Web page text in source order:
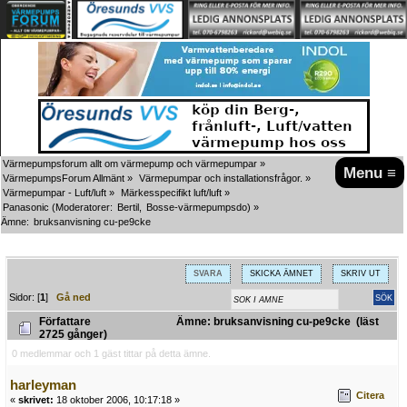
Menu ≡
Värmepumpsforum allt om värmepump och värmepumpar »
VärmepumpsForum Allmänt » Värmepumpar och installationsfrågor. »
Värmepumpar - Luft/luft » Märkesspecifikt luft/luft »
Panasonic (Moderatorer: Bertil Bosse-värmepumpsdo) »
Ämne: bruksanvisning cu-pe9cke
SVARA SKICKA ÄMNET SKRIV UT
Sidor: [1]Gå ned
Författare
Ämne: bruksanvisning cu-pe9cke (läst
2725 gånger)
0 medlemmar och 1 gäst tittar på detta ämne.
harleyman
« skrivet: 18 oktober 2006, 10:17:18 » Citera